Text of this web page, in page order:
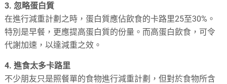
3. 忽略蛋白質
在進行減重計劃之時，蛋白質應佔飲食的卡路里25至30%。
特別是早餐，更應提高蛋白質的份量。而高蛋白飲食，可令
代謝加速，以達減重之效。
4. 進食太多卡路里
不少朋友只是照餐單的食物進行減重計劃，但對於食物所含